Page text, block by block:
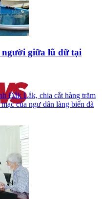
người giữa lũ dữ tại
Đắk Lắk, chia cắt hàng trăm
của ngư dân làng biển đã